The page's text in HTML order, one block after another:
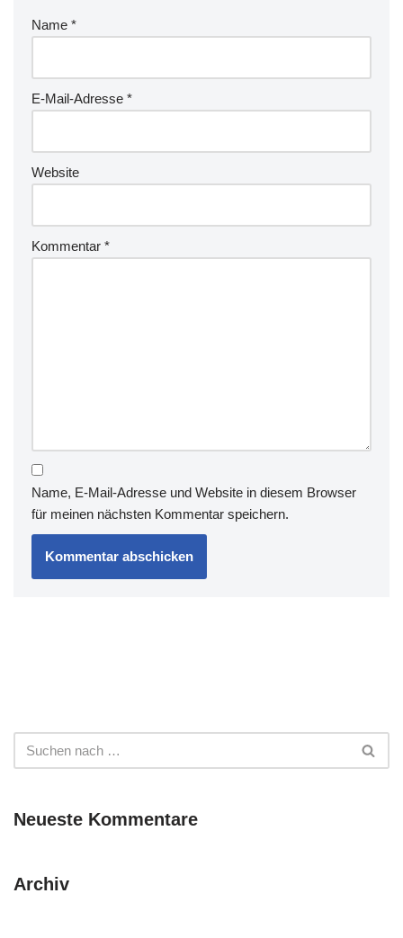
Name *
E-Mail-Adresse *
Website
Kommentar *
Name, E-Mail-Adresse und Website in diesem Browser
für meinen nächsten Kommentar speichern.
Neueste Kommentare
Archiv